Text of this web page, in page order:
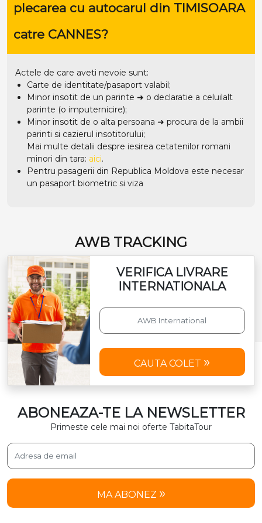
plecarea cu autocarul din TIMISOARA
catre CANNES?
Actele de care aveti nevoie sunt:
Carte de identitate/pasaport valabil;
Minor insotit de un parinte ➜ o declaratie a celuilalt
parinte (o imputernicire);
Minor insotit de o alta persoana ➜ procura de la ambii
parinti si cazierul insotitorului;
Mai multe detalii despre iesirea cetatenilor romani
minori din tara: aici.
Pentru pasagerii din Republica Moldova este necesar
un pasaport biometric si viza
AWB TRACKING
VERIFICA LIVRARE
INTERNATIONALA
CAUTA COLET
ABONEAZA-TE LA NEWSLETTER
Primeste cele mai noi oferte TabitaTour
MA ABONEZ